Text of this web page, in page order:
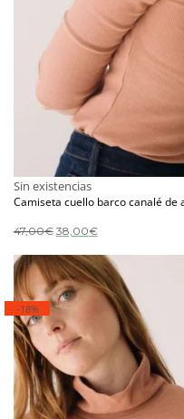
Sin existencias
Camiseta cuello barco canalé de
47,00€ El
original
era:
47,00€.
38,00€El
actual
es:
38,00€.
-18%